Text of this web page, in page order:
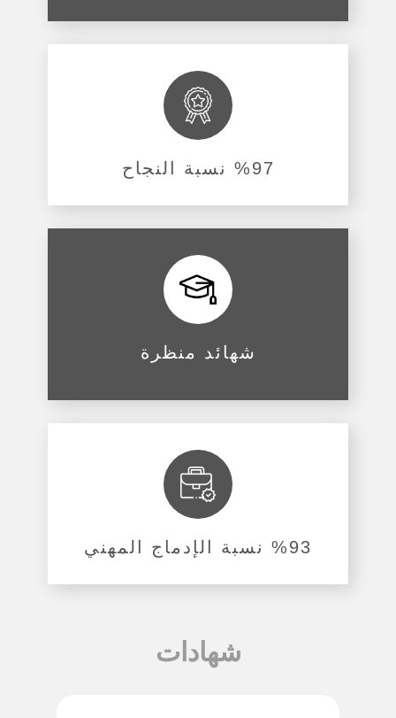
%97 نسبة النجاح
شهائد منظرة
%93 نسبة الإدماج المهني
شهادات